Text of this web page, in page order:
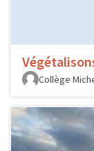
Collège